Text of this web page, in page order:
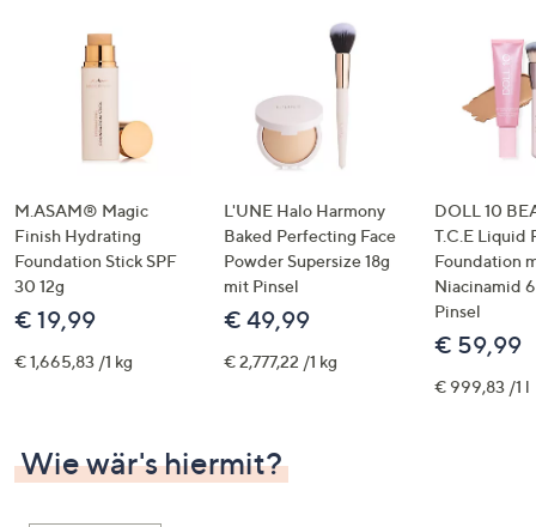
M.ASAM® Magic
Finish Hydrating
Foundation Stick SPF
30 12g
€ 19,99
€ 1,665,83 /1 kg
L'UNE Halo Harmony
Baked Perfecting Face
Powder Supersize 18g
mit Pinsel
€ 49,99
€ 2,777,22 /1 kg
DOLL 10
T.C.E Liquid
Foundation
Niacinamid
Pinsel
€ 59,99
€ 999,83 /1 l
Wie wär's hiermit?